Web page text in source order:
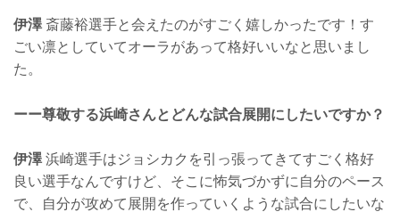
伊澤斎藤裕選手と会えたのがすごく嬉しかったです！す
ごい凛としていてオーラがあって格好いいなと思いまし
た。
ーー尊敬する浜崎さんとどんな試合展開にしたいですか？
伊澤浜崎選手はジョシカクを引っ張ってきてすごく格好
良い選手なんですけど、そこに怖気づかずに自分のペース
で、自分が攻めて展開を作っていくような試合にしたいな